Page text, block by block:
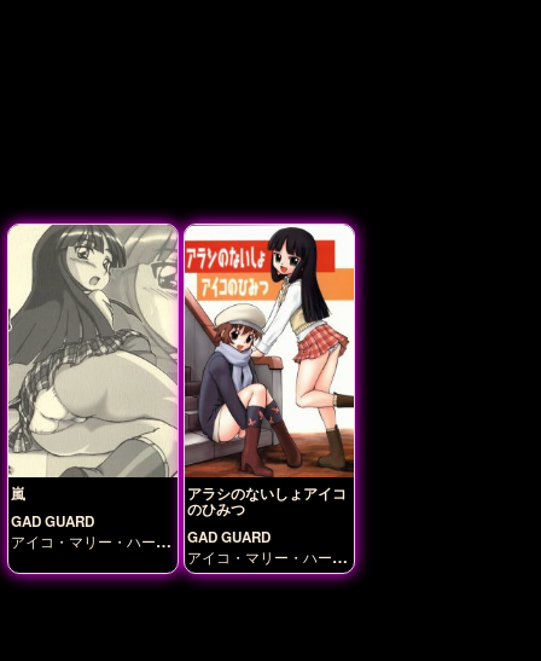
嵐
GAD GUARD
アイコ・マリー・ハーモ
アラシのないしょアイコ
のひみつ
GAD GUARD
アイコ・マリー・ハーモ
ニー 篠塚アラシ